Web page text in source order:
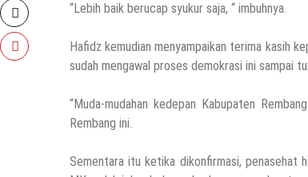
“Lebih baik berucap syukur saja, “ imbuhnya.
Hafidz kemudian menyampaikan terima kasih
sudah mengawal proses demokrasi ini sampai
“Muda-mudahan kedepan Kabupaten
Rembang ini.
Sementara itu ketika dikonfirmasi, penasehat